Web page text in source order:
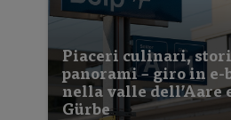
Piaceri culinari,
panorami – giro in e-
nella valle dell’Aare
Gürbe